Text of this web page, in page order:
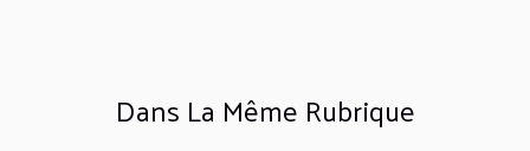
Dans La Même Rubrique